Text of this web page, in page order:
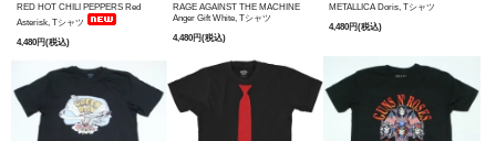
RED HOT CHILI PEPPERS Red
Asterisk, Tシャツ
4,480円(税込)
RAGE AGAINST THE MACHINE
Anger Gift White, Tシャツ
4,480円(税込)
METALLICA Doris, Tシャツ
4,480円(税込)